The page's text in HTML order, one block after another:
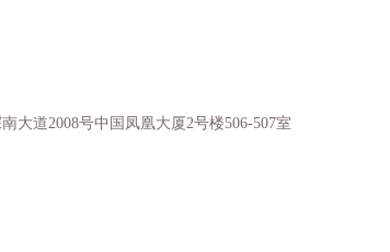
大道2008号中国凤凰大厦2号楼506-507室